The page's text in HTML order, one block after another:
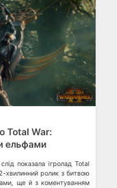
Total War:
ельфами
показала ігролад Total
хвилинний ролик з битвою
ще й з коментуванням